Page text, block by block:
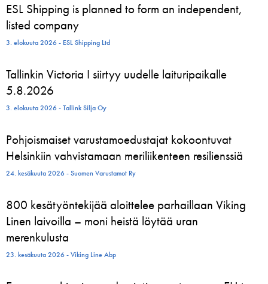
ESL Shipping is planned to form an independent,
listed company
3. elokuuta 2026 - ESL Shipping Ltd
Tallinkin Victoria I siirtyy uudelle laituripaikalle
5.8.2026
3. elokuuta 2026 - Tallink Silja Oy
Pohjoismaiset varustamoedustajat kokoontuvat
Helsinkiin vahvistamaan meriliikenteen resilienssiä
24. kesäkuuta 2026 - Suomen Varustamot Ry
800 kesätyöntekijää aloittelee parhaillaan Viking
Linen laivoilla – moni heistä löytää uran
merenkulusta
23. kesäkuuta 2026 - Viking Line Abp